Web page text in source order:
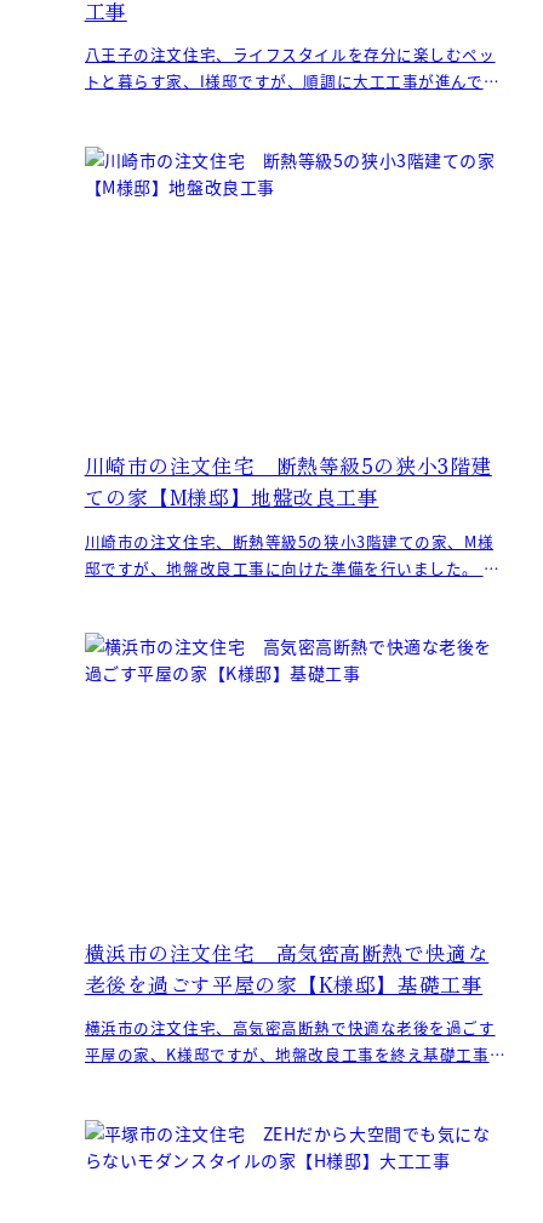
工事
八王子の注文住宅、ライフスタイルを存分に楽しむペッ
トと暮らす家、I様邸ですが、順調に大工工事が進んでい
川崎市の注文住宅 断熱等級5の狭小3階建
ての家【M様邸】地盤改良工事
川崎市の注文住宅、断熱等級5の狭小3階建ての家、M様
邸ですが、地盤改良工事に向けた準備を行いました。 先
横浜市の注文住宅 高気密高断熱で快適な
老後を過ごす平屋の家【K様邸】基礎工事
横浜市の注文住宅、高気密高断熱で快適な老後を過ごす
平屋の家、K様邸ですが、地盤改良工事を終え基礎工事が